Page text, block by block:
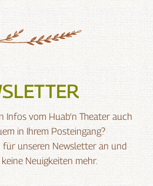
Infos vom Huab‘n Theater auch
in Ihrem Posteingang?
für unseren Newsletter an und
Neuigkeiten mehr.